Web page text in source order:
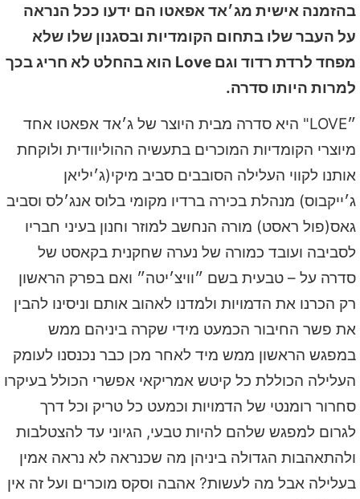
בהזמנה אישית מג׳אד אפאטו הם ידעו ככל הנראה
על העבר שלו בתחום הקומדיות ובסגנון שלו שלא
מפחד לרדת רדוד וגם Love הוא בהחלט לא חריג בכך
למרות היותו סדרה.
״LOVE" היא סדרה מבית היוצר של ג׳אד אפאטו אחד
מיוצרי הקומדיות המוכרים בתעשיה ההוליוודית ולוקחת
אותנו לקווי העלילה הסובבים סביב מיקי(ג׳יליאן
ג׳ייקבוס) מנהלת בכירה ברדיו מקומי בלוס אנג׳לס וסביב
גאס(פול ראסט) מורה הנחשב למוזר וחנון בעיני חבריו
לסביבה ועובד כמורה של נערה שחקנית בקאסט של
סדרה על – טבעית בשם ״וויצ׳יטה״ ואם בפרק הראשון
רק הכרנו את הדמויות ולמדנו לאהוב אותם וניסינו להבין
את פשר החיבור הכמעט מידי שקרה ביניהם ממש
במפגש הראשון ממש מיד לאחר מכן כבר נכנסנו לעומק
העלילה הכוללת כל קיטש אמריקאי אפשרי הכולל בעיקרו
סחרור רומנטי של הדמויות וכמעט כל טריק וכל דרך
לגרום למפגש שלהם להיות טבעי, הגיוני עד להצטלבות
ולהתאהבות הגדולה ביניהן מה שכנראה לא נראה אמין
בעלילה אבל מה לעשות? אהבה וסקס מוכרים ועל זה אין